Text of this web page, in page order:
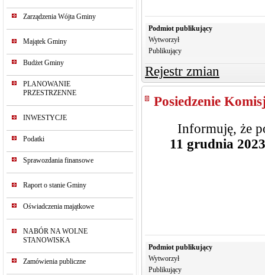
Zarządzenia Wójta Gminy
Majątek Gminy
Budżet Gminy
PLANOWANIE
PRZESTRZENNE
INWESTYCJE
Podatki
Sprawozdania finansowe
Raport o stanie Gminy
Oświadczenia majątkowe
NABÓR NA WOLNE
STANOWISKA
Zamówienia publiczne
Podmiot publikujący
Wytworzył
Publikujący
Rejestr zmian
Posiedzenie
Informuję, że
11 grudnia
Podmiot publikujący
Wytworzył
Publikujący